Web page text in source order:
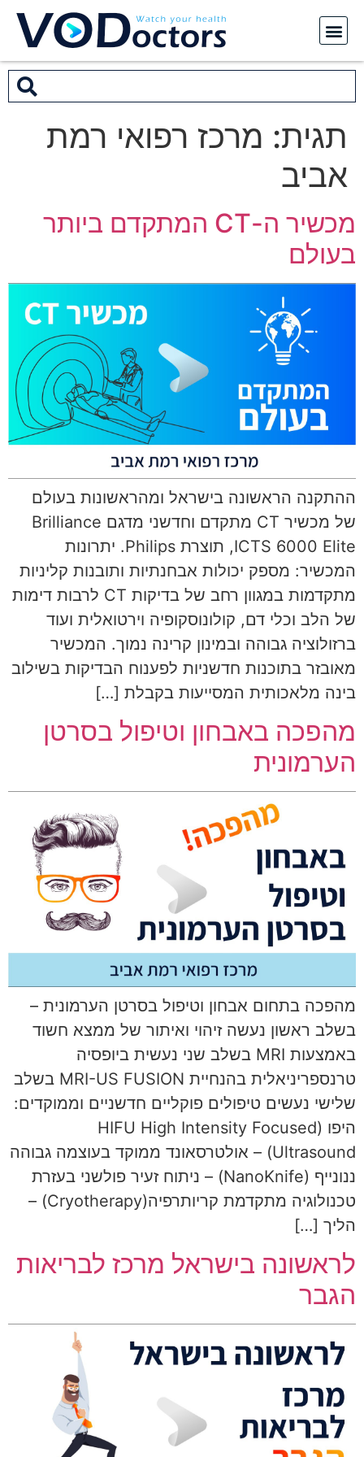
תגית: מרכז רפואי רמת
אביב
מכשיר ה-CT המתקדם ביותר
בעולם
ההתקנה הראשונה בישראל ומהראשונות בעולם
של מכשיר CT מתקדם וחדשני מדגם Brilliance
ICTS 6000 Elite, תוצרת Philips. יתרונות
המכשיר: מספק יכולות אבחנתיות ותובנות קליניות
מתקדמות במגוון רחב של בדיקות CT לרבות דימות
של הלב וכלי דם, קולונוסקופיה וירטואלית ועוד
ברזולוציה גבוהה ובמינון קרינה נמוך. המכשיר
מאובזר בתוכנות חדשניות לפענוח הבדיקות בשילוב
בינה מלאכותית המסייעות בקבלת […]
מהפכה באבחון וטיפול בסרטן
הערמונית
מהפכה בתחום אבחון וטיפול בסרטן הערמונית –
בשלב ראשון נעשה זיהוי ואיתור של ממצא חשוד
באמצעות MRI בשלב שני נעשית ביופסיה
טרנספריניאלית בהנחיית MRI-US FUSION בשלב
שלישי נעשים טיפולים פוקליים חדשניים וממוקדים:
היפו (HIFU High Intensity Focused
Ultrasound) – אולטרסאונד ממוקד בעוצמה גבוהה
ננונייף (NanoKnife) – ניתוח זעיר פולשני בעזרת
טכנולוגיה מתקדמת קריותרפיה(Cryotherapy) –
הליך […]
לראשונה בישראל מרכז לבריאות
הגבר